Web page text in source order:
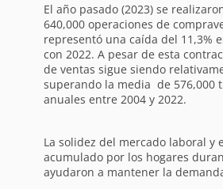
El año pasado (2023) se
640,000 operaciones de
representó una caída del 11,3%
con 2022. A pesar de esta
de ventas sigue siendo
superando la media de 576,000
anuales entre 2004 y 2022.
La solidez del mercado laboral y
acumulado por los hogares
ayudaron a mantener la